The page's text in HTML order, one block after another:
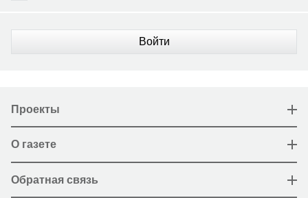
Войти
Проекты
О газете
Обратная связь